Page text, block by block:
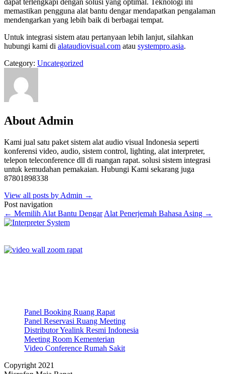
dapat terlengkapi dengan solusi yang optimal. Teknologi ini
memastikan pengguna alat bantu dengar mendapatkan pengalaman
mendengarkan yang lebih baik di berbagai tempat.
Untuk integrasi sistem atau pertanyaan lebih lanjut, silahkan
hubungi kami di alataudiovisual.com atau systempro.asia.
Category: Uncategorized
About Admin
Kami jual satu paket sistem alat audio visual Indonesia seperti
konferensi video, audio, sistem control, lighting, alat interpreter,
telepon teleconference dll di ruangan rapat. solusi sistem integrasi
untuk kemudahan pemakaian. Hubungi Kami sekarang juga
87801898338
View all posts by Admin →
Post navigation
← Memilih Alat Bantu Dengar Alat Penerjemah Bahasa Asing →
Panel Booking Ruang Rapat
Panel Reservasi Ruang Meeting
Distributor Yealink Resmi Indonesia
Meeting Room Kementerian
Video Conference Rumah Sakit
Copyright 2021